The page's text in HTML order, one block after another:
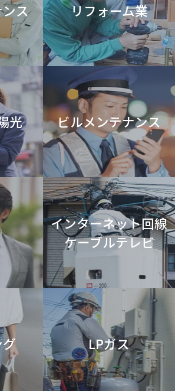
使用によるアクセス情報の収集
客さまのホームページ利用状況を、クッキー
取得しています。
とは、ウェブサイトに訪問されたお客さまの
情報］を、お客さまのコンピュータ端末等（モバ
他デバイスを含む）に保存することで、お客さ
問された際に、より便利にご利用、閲覧してい
示等および問合せ窓口
理人から、当社が保有する個人情報について、
)からの求めにより、
訂正、追加、削除、消去及び利用または第三者
提供の記録（以下、“開示等の請求”という。）
合は、その旨をお知らせし、求めに応じないこ
，身体又は財産に危害が及ぶおそれのある場合
を助長し，又は誘発するおそれのある場合
おそれ，他国若しくは国際機関との信頼関係が損
関との交渉上不利益を被るおそれのある場合
捜査その他の公共の安全と秩序維持に支障が及
施に著しい支障を及ぼすおそれがある場合
なる場合
る場合には、下記までご連絡ください。 折り
せていただきます。
する問合せ＞
番8号 水野ビル2階
社 「個人情報問合せ窓口」宛て
ス リフォーム業
光 ビルメンテナンス
インターネット回線
ケーブルテレビ
LPガス